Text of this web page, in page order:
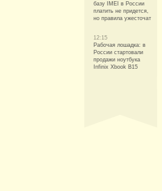
базу IMEI в России
платить не придется,
но правила ужесточат
12:15
Рабочая лошадка: в
России стартовали
продажи ноутбука
Infinix Xbook B15